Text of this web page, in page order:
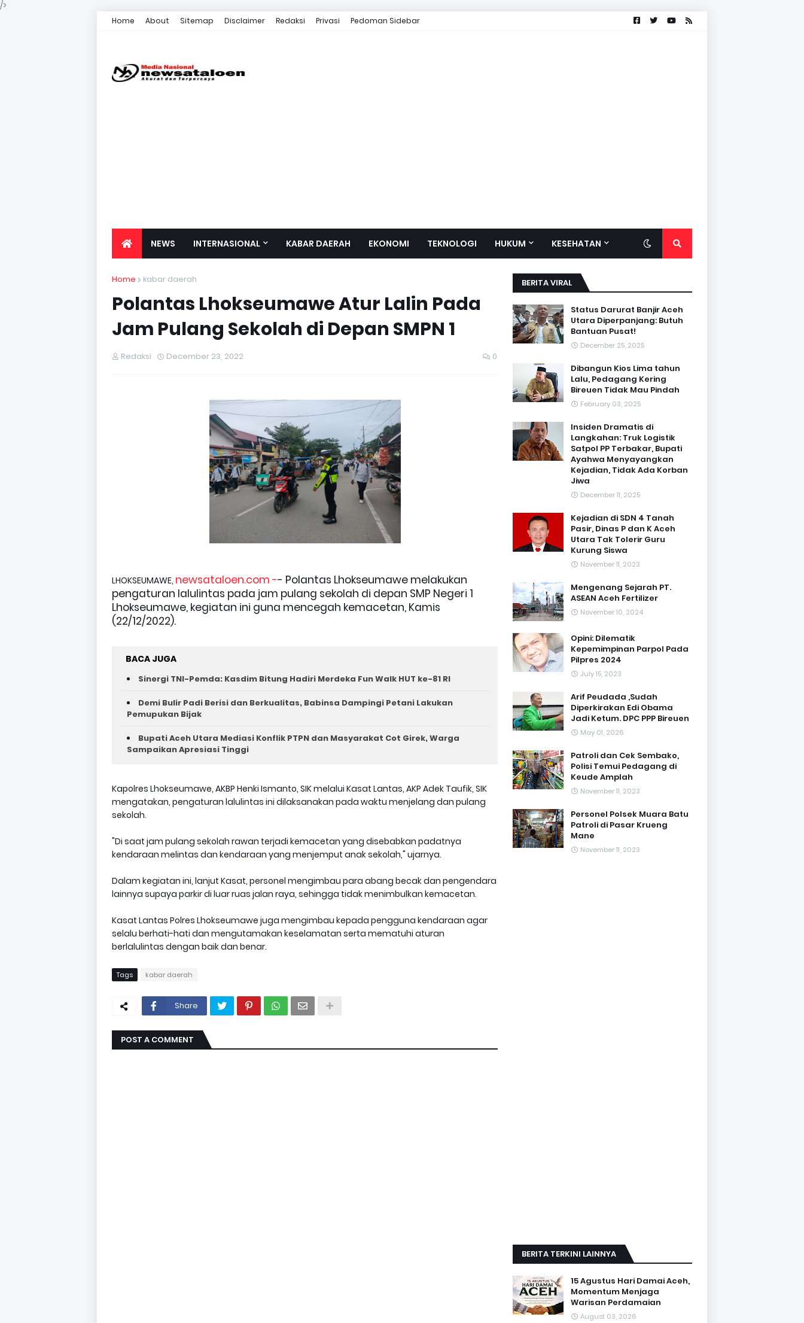
/>
Home About Sitemap Disclaimer Redaksi Privasi Pedoman Sidebar
NEWS INTERNASIONAL KABAR DAERAH EKONOMI TEKNOLOGI HUKUM KESEHATAN
Home kabar daerah
Polantas Lhokseumawe Atur Lalin Pada
Jam Pulang Sekolah di Depan SMPN 1
Redaksi December 23, 2022 0
LHOKSEUMAWE, newsataloen.com -- Polantas Lhokseumawe melakukan
pengaturan lalulintas pada jam pulang sekolah di depan SMP Negeri 1
Lhokseumawe, kegiatan ini guna mencegah kemacetan, Kamis
(22/12/2022).
BACA JUGA
Sinergi TNI-Pemda: Kasdim Bitung Hadiri Merdeka Fun Walk HUT ke-81 RI
Demi Bulir Padi Berisi dan Berkualitas, Babinsa Dampingi Petani Lakukan
Pemupukan Bijak
Bupati Aceh Utara Mediasi Konflik PTPN dan Masyarakat Cot Girek, Warga
Sampaikan Apresiasi Tinggi
Kapolres Lhokseumawe, AKBP Henki Ismanto, SIK melalui Kasat Lantas, AKP Adek Taufik, SIK
mengatakan, pengaturan lalulintas ini dilaksanakan pada waktu menjelang dan pulang
sekolah.
"Di saat jam pulang sekolah rawan terjadi kemacetan yang disebabkan padatnya
kendaraan melintas dan kendaraan yang menjemput anak sekolah," ujarnya.
Dalam kegiatan ini, lanjut Kasat, personel mengimbau para abang becak dan pengendara
lainnya supaya parkir di luar ruas jalan raya, sehingga tidak menimbulkan kemacetan.
Kasat Lantas Polres Lhokseumawe juga mengimbau kepada pengguna kendaraan agar
selalu berhati-hati dan mengutamakan keselamatan serta mematuhi aturan
berlalulintas dengan baik dan benar.
Tags kabar daerah
Share
POST A COMMENT
BERITA VIRAL
Status Darurat Banjir Aceh
Utara Diperpanjang: Butuh
Bantuan Pusat!
December 25, 2025
Dibangun Kios Lima tahun
Lalu, Pedagang Kering
Bireuen Tidak Mau Pindah
February 03, 2025
Insiden Dramatis di
Langkahan: Truk Logistik
Satpol PP Terbakar, Bupati
Ayahwa Menyayangkan
Kejadian, Tidak Ada Korban
Jiwa
December 11, 2025
Kejadian di SDN 4 Tanah
Pasir, Dinas P dan K Aceh
Utara Tak Tolerir Guru
Kurung Siswa
November 11, 2023
Mengenang Sejarah PT.
ASEAN Aceh Fertilizer
November 10, 2024
Opini: Dilematik
Kepemimpinan Parpol Pada
Pilpres 2024
July 15, 2023
Arif Peudada ,Sudah
Diperkirakan Edi Obama
Jadi Ketum. DPC PPP Bireuen
May 01, 2026
Patroli dan Cek Sembako,
Polisi Temui Pedagang di
Keude Amplah
November 11, 2023
Personel Polsek Muara Batu
Patroli di Pasar Krueng
Mane
November 11, 2023
BERITA TERKINI LAINNYA
15 Agustus Hari Damai Aceh,
Momentum Menjaga
Warisan Perdamaian
August 03, 2026